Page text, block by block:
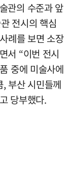
관의 수준과 앞
전시의 핵심
례를 보면 소장
서 “이번 전시
중에 미술사에
부산 시민들께
당부했다.